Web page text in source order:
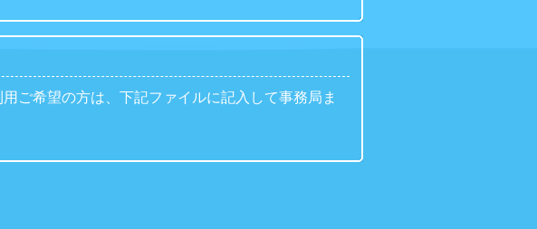
ご希望の方は、下記ファイルに記入して事務局ま